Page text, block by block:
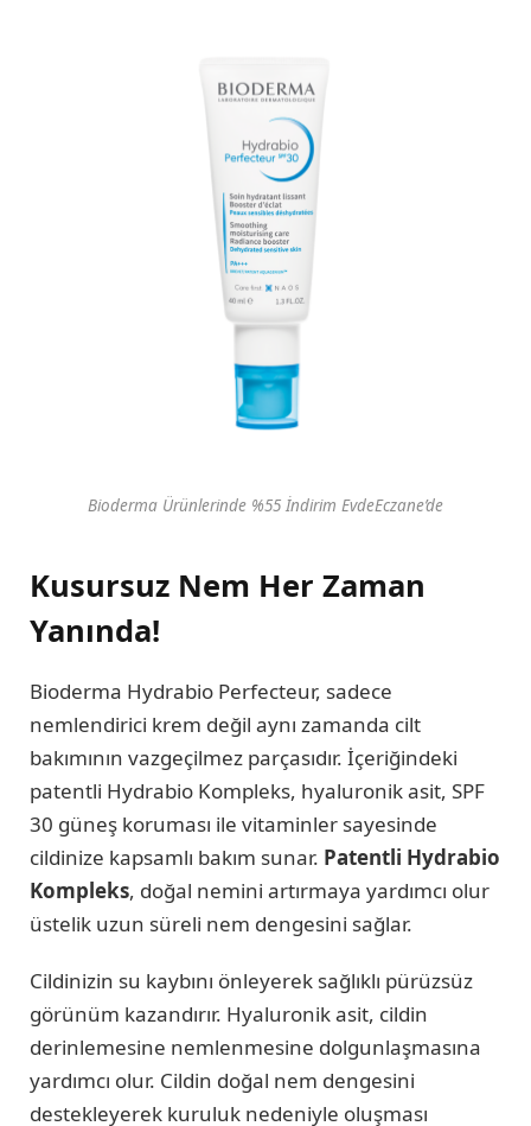
Bioderma Ürünlerinde %55 İndirim EvdeEczane’de
Kusursuz Nem Her Zaman
Yanında!
Bioderma Hydrabio Perfecteur, sadece
nemlendirici krem değil aynı zamanda cilt
bakımının vazgeçilmez parçasıdır. İçeriğindeki
patentli Hydrabio Kompleks, hyaluronik asit, SPF
30 güneş koruması ile vitaminler sayesinde
cildinize kapsamlı bakım sunar. Patentli Hydrabio
Kompleks, doğal nemini artırmaya yardımcı olur
üstelik uzun süreli nem dengesini sağlar.
Cildinizin su kaybını önleyerek sağlıklı pürüzsüz
görünüm kazandırır. Hyaluronik asit, cildin
derinlemesine nemlenmesine dolgunlaşmasına
yardımcı olur. Cildin doğal nem dengesini
destekleyerek kuruluk nedeniyle oluşması